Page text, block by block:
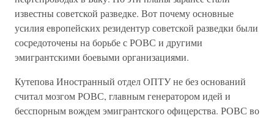
известны советской разведке. Вот почему основные
усилия европейских резидентур советской разведки были
сосредоточены на борьбе с РОВС и другими
эмигрантскими боевыми организациями.
Кутепова Иностранный отдел ОПТУ не без оснований
считал мозгом РОВС, главным генератором идей и
бесспорным вождем эмигрантского офицерства. РОВС во